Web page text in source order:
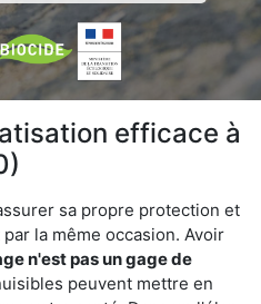
efficace à
sa propre protection et
la même occasion. Avoir
n'est pas un gage de
peuvent mettre en